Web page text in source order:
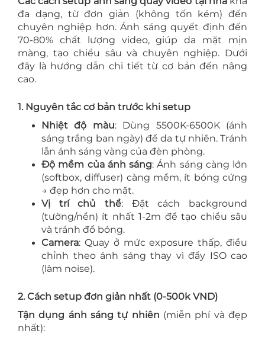
đa dạng, từ đơn giản (không tốn kém) đến
chuyên nghiệp hơn. Ánh sáng quyết định đến
70-80% chất lượng video, giúp da mặt mịn
màng, tạo chiều sâu và chuyên nghiệp. Dưới
đây là hướng dẫn chi tiết từ cơ bản đến nâng
cao.
1. Nguyên tắc cơ bản trước khi setup
Nhiệt độ màu: Dùng 5500K-6500K (ánh
sáng trắng ban ngày) để da tự nhiên. Tránh
lẫn ánh sáng vàng của đèn phòng.
Độ mềm của ánh sáng: Ánh sáng càng lớn
(softbox, diffuser) càng mềm, ít bóng cứng
→ đẹp hơn cho mặt.
Vị trí chủ thể: Đặt cách background
(tường/nền) ít nhất 1-2m để tạo chiều sâu
và tránh đổ bóng.
Camera: Quay ở mức exposure thấp, điều
chỉnh theo ánh sáng thay vì đẩy ISO cao
(làm noise).
2. Cách setup đơn giản nhất (0-500k VND)
Tận dụng ánh sáng tự nhiên (miễn phí và đẹp
nhất):